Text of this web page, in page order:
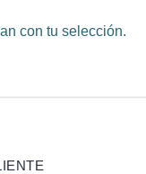
con tu selección.